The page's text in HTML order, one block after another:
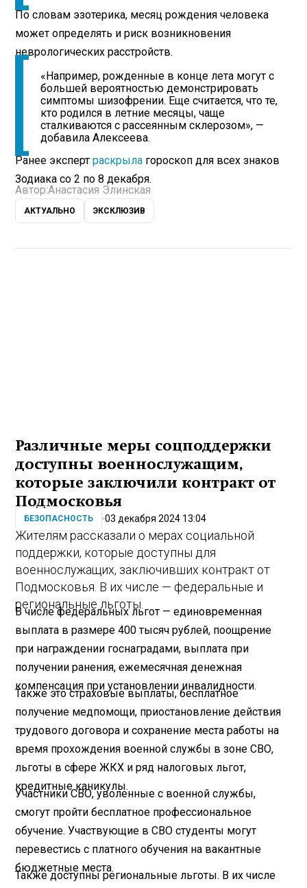
По словам эзотерика, месяц рождения человека
может определять и риск возникновения
неврологических расстройств.
«Например, рожденные в конце лета могут с
большей вероятностью демонстрировать
симптомы шизофрении. Еще считается, что те,
кто родился в летние месяцы, чаще
сталкиваются с рассеянным склерозом», —
добавила Алексеева.
Ранее экспертраскрыла гороскоп для всех знаков
Зодиака со 2 по 8 декабря.
Автор:Анастасия Элинская
АКТУАЛЬНО ЭКСКЛЮЗИВ
Различные меры соцподдержки
доступны военнослужащим,
которые заключили контракт от
Подмосковья
БЕЗОПАСНОСТЬ 03 декабря 2024 13:04
Жителям рассказали о мерах социальной
поддержки, которые доступны для
военнослужащих, заключивших контракт от
Подмосковья. В их числе — федеральные и
региональные льготы.
В числе федеральных льгот — единовременная
выплата в размере 400 тысяч рублей, поощрение
при награждении госнаградами, выплата при
получении ранения, ежемесячная денежная
компенсация при установлении инвалидности.
Также это страховые выплаты, бесплатное
получение медпомощи, приостановление действия
трудового договора и сохранение места работы на
время прохождения военной службы в зоне СВО,
льготы в сфере ЖКХ и ряд налоговых льгот,
кредитные каникулы.
Участники СВО, уволенные с военной службы,
смогут пройти бесплатное профессиональное
обучение. Участвующие в СВО студенты могут
перевестись с платного обучения на вакантные
бюджетные места.
Также доступны региональные льготы. В их числе